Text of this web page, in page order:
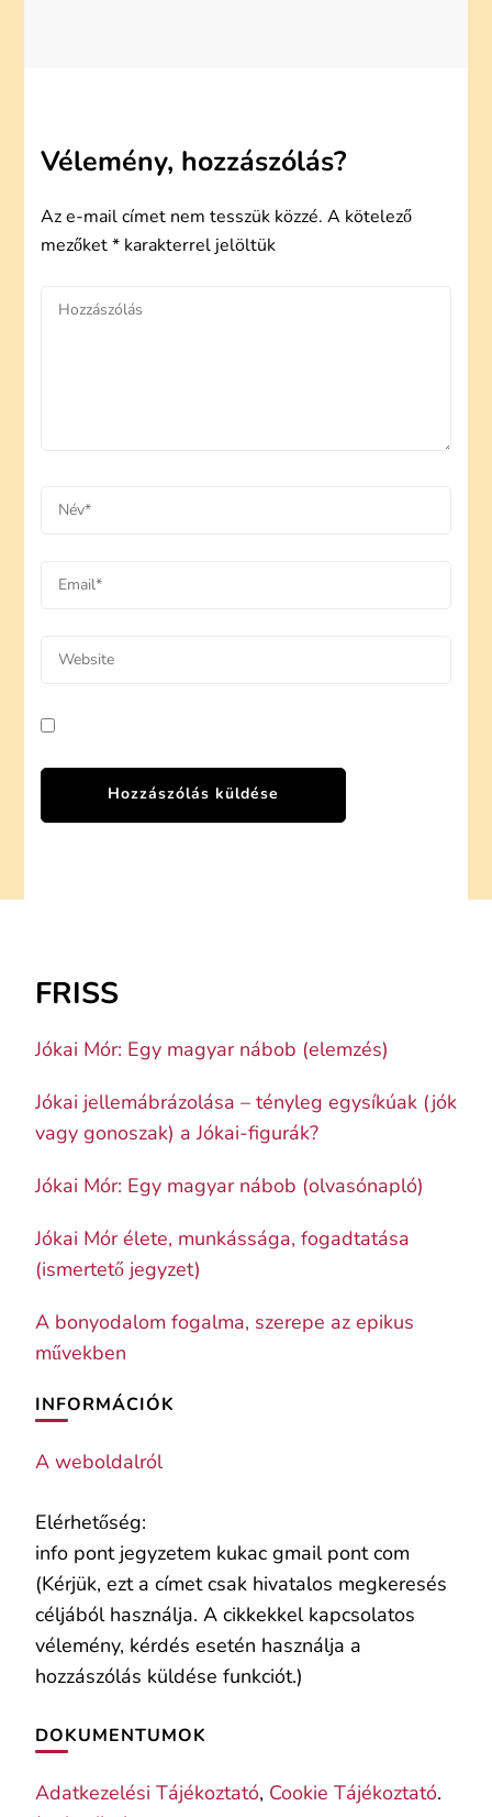
Vélemény, hozzászólás?
Az e-mail címet nem tesszük közzé. A kötelező
mezőket* karakterrel jelöltük
FRISS
Jókai Mór: Egy magyar nábob (elemzés)
Jókai jellemábrázolása – tényleg egysíkúak (jók
vagy gonoszak) a Jókai-figurák?
Jókai Mór: Egy magyar nábob (olvasónapló)
Jókai Mór élete, munkássága, fogadtatása
(ismertető jegyzet)
A bonyodalom fogalma, szerepe az epikus
művekben
INFORMÁCIÓK
A weboldalról
Elérhetőség:
info pont jegyzetem kukac gmail pont com
(Kérjük, ezt a címet csak hivatalos megkeresés
céljából használja. A cikkekkel kapcsolatos
vélemény, kérdés esetén használja a
hozzászólás küldése funkciót.)
DOKUMENTUMOK
Adatkezelési Tájékoztató, Cookie Tájékoztató.